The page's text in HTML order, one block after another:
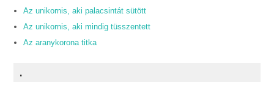
Az unikornis, aki palacsintát sütött
Az unikornis, aki mindig tüsszentett
Az aranykorona titka
.